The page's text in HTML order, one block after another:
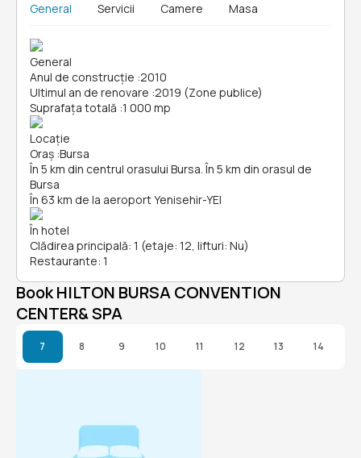
General Servicii Camere Masa
General
Anul de construcție :2010
Ultimul an de renovare :2019 (Zone publice)
Suprafața totală :1 000 mp
Locație
Oraș :Bursa
În 5 km din centrul orasului Bursa. În 5 km din orasul de
Bursa
În 63 km de la aeroport Yenisehir-YEI
În hotel
Clădirea principală: 1 (etaje: 12, lifturi: Nu)
Restaurante: 1
Book HILTON BURSA CONVENTION
CENTER& SPA
7 8 9 10 11 12 13 14